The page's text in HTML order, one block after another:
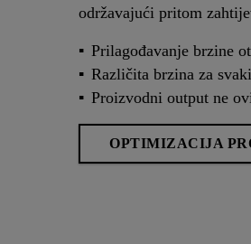
održavajući pritom
Prilagođavanje brzine
Različita brzina za
Proizvodni output ne
OPTIMIZACIJA